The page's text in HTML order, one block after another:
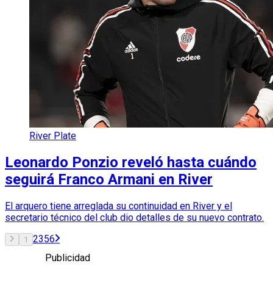
River Plate
Leonardo Ponzio reveló hasta cuándo
seguirá Franco Armani en River
El arquero tiene arreglada su continuidad en River y el
secretario técnico del club dio detalles de su nuevo contrato.
1 2356
Publicidad